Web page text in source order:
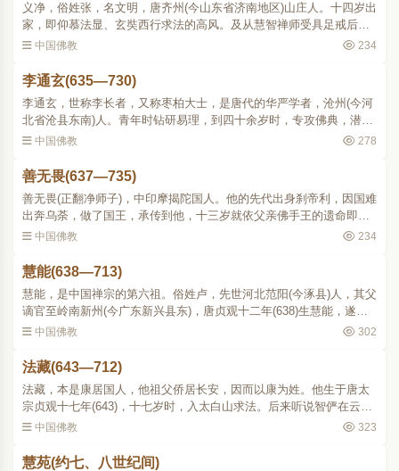
义净，俗姓张，名文明，唐齐州(今山东省济南地区)山庄人。十四岁出
家，即仰慕法显、玄奘西行求法的高风。及从慧智禅师受具足戒后，
学习道宣、法砺两家律部的文疏五年，前往洛阳学《对法》(《集
中国佛教 234
李通玄(635—730)
李通玄，世称李长者，又称枣柏大士，是唐代的华严学者，沧州(今河
北省沧县东南)人。青年时钻研易理，到四十余岁时，专攻佛典，潜心
《华严》。当时正值八十《华严》译成。于开元七年(719)春，他携带
中国佛教 278
善无畏(637—735)
善无畏(正翻净师子)，中印摩揭陀国人。他的先代出身刹帝利，因国难
出奔乌荼，做了国王，承传到他，十三岁就依父亲佛手王的遗命即
位。兄弟们不服，起兵相争，他于平乱之后，让位于兄，决意出家。
中国佛教 234
慧能(638—713)
慧能，是中国禅宗的第六祖。俗姓卢，先世河北范阳(今涿县)人，其父
谪官至岭南新州(今广东新兴县东)，唐贞观十二年(638)生慧能，遂为
广东新州人。慧能幼年丧父，后移南海，家境贫困，靠卖柴养母。有
中国佛教 302
法藏(643—712)
法藏，本是康居国人，他祖父侨居长安，因而以康为姓。他生于唐太
宗贞观十七年(643)，十七岁时，入太白山求法。后来听说智俨在云华
寺讲《华严经》，就去听讲，因设数问请教，为智俨所赞赏，从此列
中国佛教 323
慧苑(约七、八世纪间)